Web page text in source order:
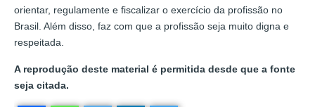
orientar, regulamente e fiscalizar o exercício da profissão no
Brasil. Além disso, faz com que a profissão seja muito digna e
respeitada.
A reprodução deste material é permitida desde que a fonte
seja citada.